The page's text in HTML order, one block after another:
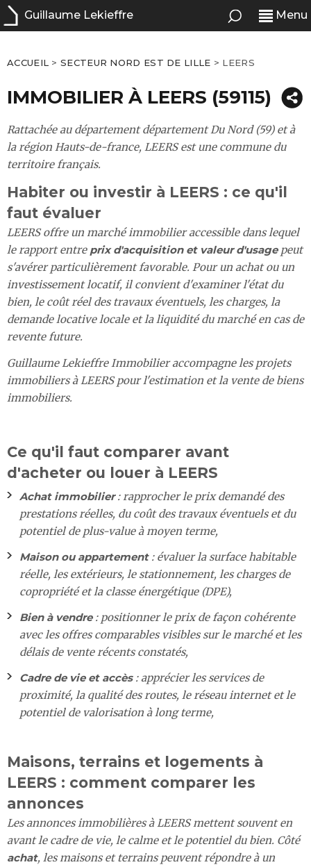
Guillaume Lekieffre Menu
ACCUEIL >SECTEUR NORD EST DE LILLE > LEERS
IMMOBILIER À LEERS (59115)
Rattachée au département département Du Nord (59) et à
la région Hauts-de-france, LEERS est une commune du
territoire français.
Habiter ou investir à LEERS : ce qu'il
faut évaluer
LEERS offre un marché immobilier accessible dans lequel
le rapport entre prix d'acquisition et valeur d'usagepeut
s'avérer particulièrement favorable. Pour un achat ou un
investissement locatif, il convient d'examiner l'état du
bien, le coût réel des travaux éventuels, les charges, la
demande locative locale et la liquidité du marché en cas de
revente future.
Guillaume Lekieffre Immobilier accompagne les projets
immobiliers à LEERS pour l'estimation et la vente de biens
immobiliers.
Ce qu'il faut comparer avant
d'acheter ou louer à LEERS
Achat immobilier: rapprocher le prix demandé des
prestations réelles, du coût des travaux éventuels et du
potentiel de plus-value à moyen terme,
Maison ou appartement: évaluer la surface habitable
réelle, les extérieurs, le stationnement, les charges de
copropriété et la classe énergétique (DPE),
Bien à vendre: positionner le prix de façon cohérente
avec les offres comparables visibles sur le marché et les
délais de vente récents constatés,
Cadre de vie et accès: apprécier les services de
proximité, la qualité des routes, le réseau internet et le
potentiel de valorisation à long terme,
Maisons, terrains et logements à
LEERS : comment comparer les
annonces
Les annonces immobilières à LEERS mettent souvent en
avant le cadre de vie, le calme et le potentiel du bien. Côté
achat, les maisons et terrains peuvent répondre à un